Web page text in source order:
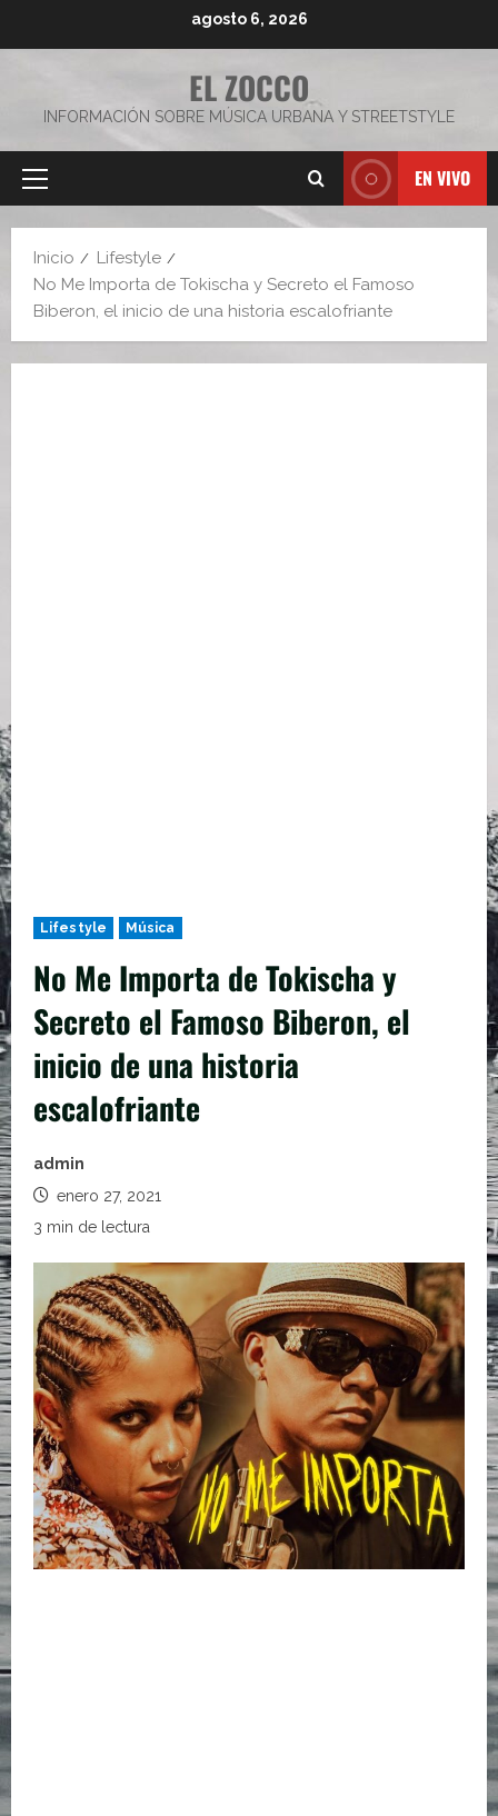
agosto 6, 2026
EL ZOCCO
INFORMACIÓN SOBRE MÚSICA URBANA Y STREETSTYLE
Menú
EN VIVO
Inicio
Lifestyle
No Me Importa de Tokischa y Secreto el Famoso
Biberon, el inicio de una historia escalofriante
Lifestyle Música
No Me Importa de Tokischa y
Secreto el Famoso Biberon, el
inicio de una historia
escalofriante
admin
enero 27, 2021
3 min de lectura